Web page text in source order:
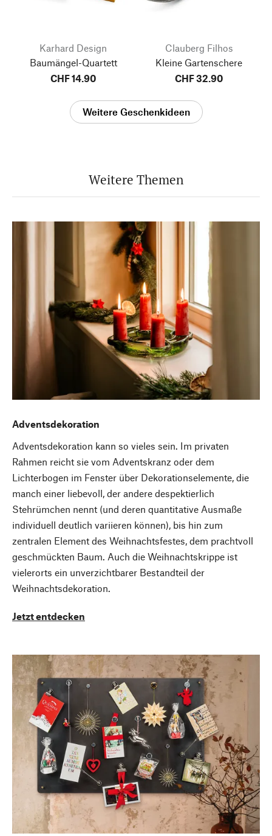
Karhard Design
Baumängel-Quartett
CHF 14.90
Clauberg Filhos
Kleine Gartenschere
CHF 32.90
Weitere Geschenkideen
Weitere Themen
Adventsdekoration
Adventsdekoration kann so vieles sein. Im privaten
Rahmen reicht sie vom Adventskranz oder dem
Lichterbogen im Fenster über Dekorationselemente, die
manch einer liebevoll, der andere despektierlich
Stehrümchen nennt (und deren quantitative Ausmaße
individuell deutlich variieren können), bis hin zum
zentralen Element des Weihnachtsfestes, dem prachtvoll
geschmückten Baum. Auch die Weihnachtskrippe ist
vielerorts ein unverzichtbarer Bestandteil der
Weihnachtsdekoration.
Jetzt entdecken